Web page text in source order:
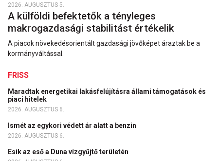
2026. AUGUSZTUS 5.
A külföldi befektetők a tényleges
makrogazdasági stabilitást értékelik
A piacok növekedésorientált gazdasági jövőképet áraztak be a
kormányváltással.
FRISS
Maradtak energetikai lakásfelújításra állami támogatások és
piaci hitelek
2026. AUGUSZTUS 6.
Ismét az egykori védett ár alatt a benzin
2026. AUGUSZTUS 6.
Esik az eső a Duna vízgyűjtő területén